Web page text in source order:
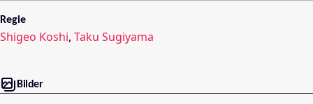
Regie
Shigeo Koshi, Taku Sugiyama
Bilder